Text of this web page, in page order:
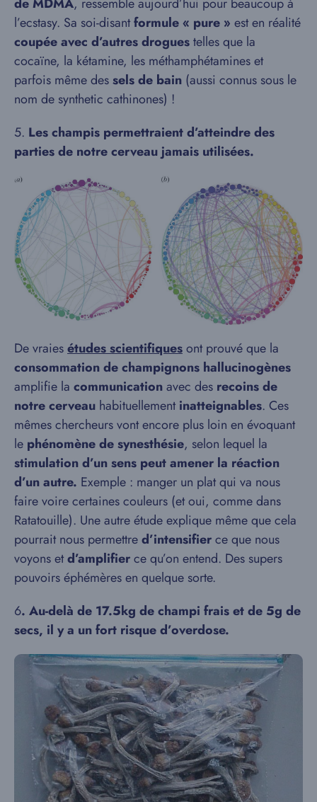
de MDMA, ressemble aujourd’hui pour beaucoup à
l’ecstasy. Sa soi-disantformule « pure » est en réalité
coupée avec d’autres droguestelles que la
cocaïne, la kétamine, les méthamphétamines et
parfois même dessels de bain (aussi connus sous le
nom de synthetic cathinones) !
5. Les champis permettraient d’atteindre des
parties de notre cerveau jamais utilisées.
De vraiesétudes scientifiquesont prouvé que la
consommation de champignons hallucinogènes
amplifie la communicationavec des recoins de
notre cerveau habituellementinatteignables. Ces
mêmes chercheurs vont encore plus loin en évoquant
le phénomène de synesthésie, selon lequel la
stimulation d’un sens peut amener la réaction
d’un autre. Exemple : manger un plat qui va nous
faire voire certaines couleurs (et oui, comme dans
Ratatouille). Une autre étude explique même que cela
pourrait nous permettred’intensifierce que nous
voyons etd’amplifierce qu’on entend. Des supers
pouvoirs éphémères en quelque sorte.
6. Au-delà de 17.5kg de champi frais et de 5g de
secs, il y a un fort risque d’overdose.